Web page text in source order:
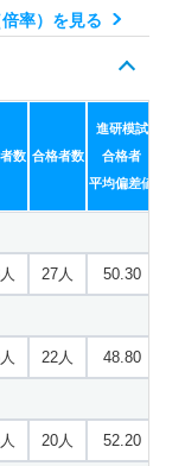
12人 52
56.20
23人 53.10
23人 55.80
23人 56.80
－
型
6人 －
3人 －
－ －
式
41.90
34人 41.70
方式
期プラス方式
期２教科型
科型
型
3人 －
型
3人 －
型
3人 －
率）を見る
数 合格者数
進研模試
合格者
平均偏差値
27人 50.30
22人 48.80
20人 52.20